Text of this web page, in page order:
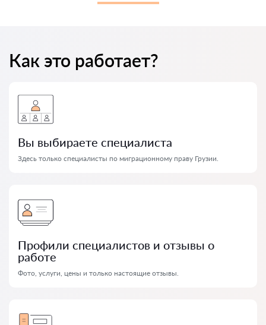
Как это работает?
Вы выбираете специалиста
Здесь только специалисты по миграционному праву Грузии.
Профили специалистов и отзывы о
работе
Фото, услуги, цены и только настоящие отзывы.